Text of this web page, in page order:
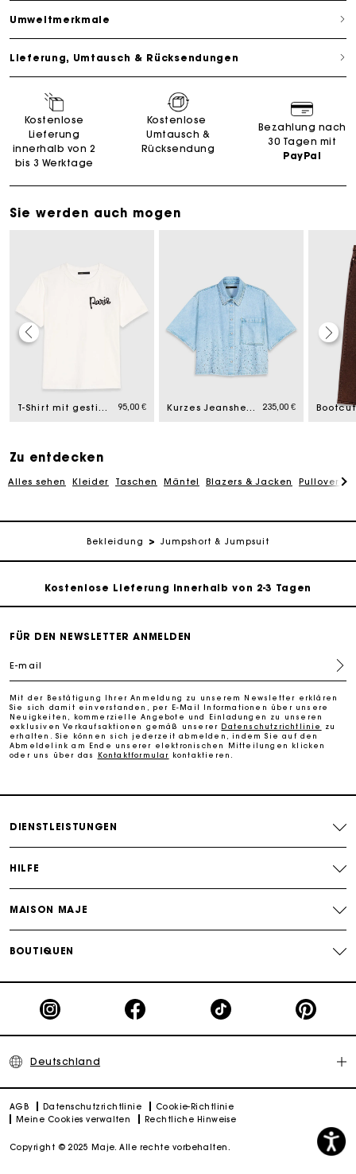
Umweltmerkmale
Lieferung, Umtausch & Rücksendungen
Kostenlose
Lieferung
innerhalb von 2
bis 3 Werktage
Kostenlose
Umtausch &
Rücksendung
Bezahlung nach
30 Tagen mit
PayPal
Sie werden auch mogen
T-Shirt mit gesticktem Paris-Logo 95,00 € Kurzes Jeanshemd mit Strass 235,00 €
Zu entdecken
Alles sehen Kleider Taschen Mäntel Blazers & Jacken Pullover &
Bekleidung Jumpshort & Jumpsuit
Die Maje-Geschenkkarte: Die beste Möglichkeit, das
perfekte Geschenk zu machen
Kostenlose Lieferung innerhalb von 2-3 Tagen
PayPal - Bezahlung nach 30 Tagen
perfekte Geschenk zu machen
Kostenlose Lieferung innerhalb von 2-3 Tagen
Die Maje-Geschenkkarte: Die beste Möglichkeit, das
perfekte Geschenk zu machen
FÜR DEN NEWSLETTER ANMELDEN
E-mail
Mit der Bestätigung Ihrer Anmeldung zu unserem Newsletter erklären
Sie sich damit einverstanden, per E-Mail Informationen über unsere
Neuigkeiten, kommerzielle Angebote und Einladungen zu unseren
exklusiven Verkaufsaktionen gemäß unserer Datenschutzrichtlinie
zu
erhalten. Sie können sich jederzeit abmelden, indem Sie auf den
Abmeldelink am Ende unserer elektronischen Mitteilungen klicken
oder uns über das
Kontaktformular kontaktieren.
DIENSTLEISTUNGEN
HILFE
MAISON MAJE
BOUTIQUEN
Deutschland
AGB Datenschutzrichtlinie
Cookie-Richtlinie
Meine Cookies verwalten
Rechtliche Hinweise
Copyright © 2025 Maje. Alle rechte vorbehalten.